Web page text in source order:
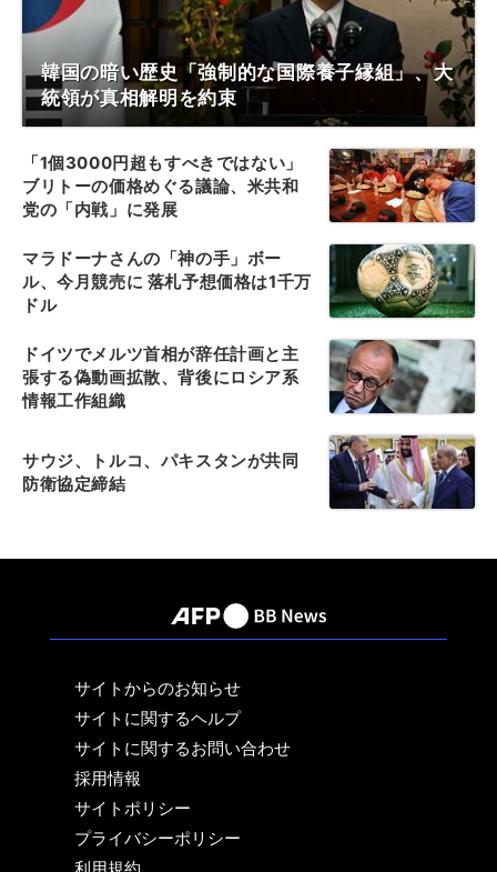
韓国の暗い歴史「強制的な国際養子縁組」、大
統領が真相解明を約束
「1個3000円超もすべきではない」
ブリトーの価格めぐる議論、米共和
党の「内戦」に発展
マラドーナさんの「神の手」ボー
ル、今月競売に 落札予想価格は1千万
ドル
ドイツでメルツ首相が辞任計画と主
張する偽動画拡散、背後にロシア系
情報工作組織
サウジ、トルコ、パキスタンが共同
防衛協定締結
サイトからのお知らせ
サイトに関するヘルプ
サイトに関するお問い合わせ
採用情報
サイトポリシー
プライバシーポリシー
利用規約